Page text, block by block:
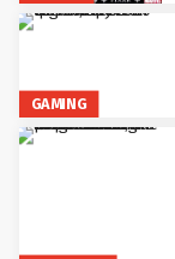
GAMING